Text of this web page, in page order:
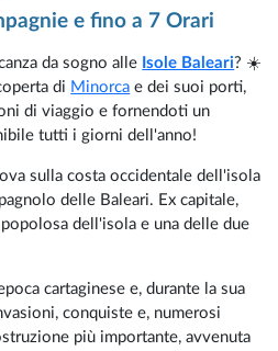
e fino a 7 Orari
da sogno alle Isole Baleari? ☀️
di Minorca e dei suoi porti,
di viaggio e fornendoti un
tutti i giorni dell'anno!
sulla costa occidentale dell'isola
delle Baleari. Ex capitale,
dell'isola e una delle due
cartaginese e, durante la sua
conquiste e, numerosi
più importante, avvenuta